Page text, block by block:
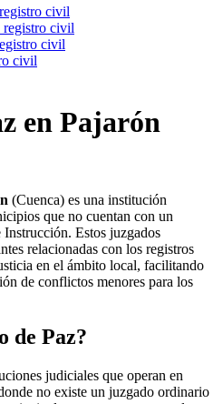
civil
registro civil
civil
civil
en Pajarón
(Cuenca) es una institución
que no cuentan con un
Instrucción. Estos juzgados
relacionadas con los registros
en el ámbito local, facilitando
de conflictos menores para los
de Paz?
judiciales que operan en
no existe un juzgado ordinario